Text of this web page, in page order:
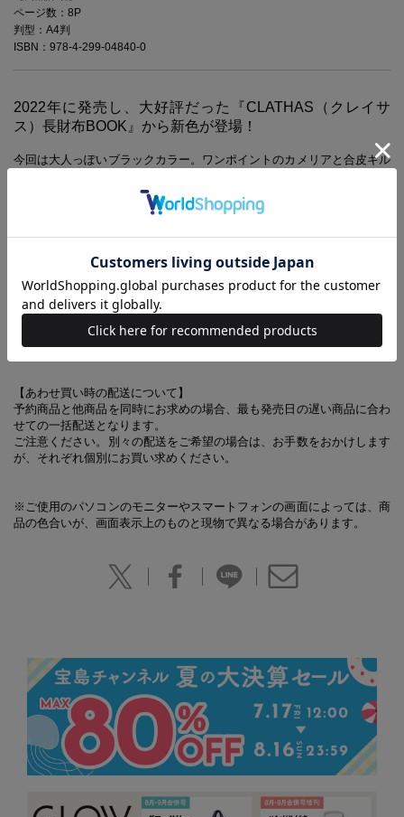
ページ数：8P
判型：A4判
ISBN：978-4-299-04840-0
2022年に発売し、大好評だった『CLATHAS（クレイサ
ス）長財布BOOK』から新色が登場！
今回は大人っぽいブラックカラー。ワンポイントのカメリアと合皮キル
ポケットに加え、レシートポケットもついており、機能性も抜群。年齢
やシーンを問わず使えるアイテムです。
【同時発売のアイテムはこちらから】
CLATHAS 収納5ポケットバッグBOOK
【あわせ買い時の配送について】
予約商品と他商品を同時にお求めの場合、最も発売日の遅い商品に合わ
せての一括配送となります。
ご注意ください。別々の配送をご希望の場合は、お手数をおかけします
が、それぞれ個別にお買い求めください。
※ご使用のパソコンのモニターやスマートフォンの画面によっては、商
品の色合いが、画面表示上のものと現物で異なる場合があります。